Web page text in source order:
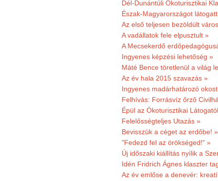
Dél-Dunántúli Ökoturisztikai
Észak-Magyarországot
Az első teljesen bezöldült
A vadállatok fele elpusztult »
A Mecsekerdő
Ingyenes képzési lehetőség »
Máté Bence töretlenül a világ
Az év hala 2015 szavazás »
Ingyenes madárhatározó
Felhívás: Forrásvíz őrző
Épül az Ökoturisztikai
Felelősségteljes Utazás »
Bevisszük a céget az erdőbe! »
"Fedezd fel az örökséged!" »
Új időszaki kiállítás nyílik a
Idén Fridrich Ágnes klaszter
Az év emlőse a denevér: